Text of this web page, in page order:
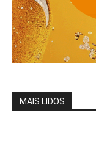
MAIS LIDOS